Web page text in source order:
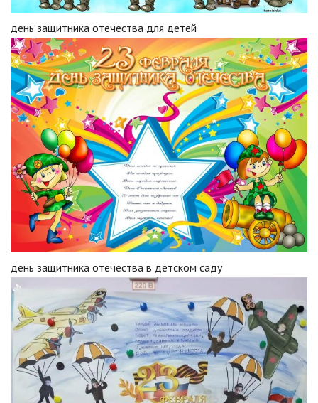
день защитника отечества для детей
день защитника отечества в детском саду